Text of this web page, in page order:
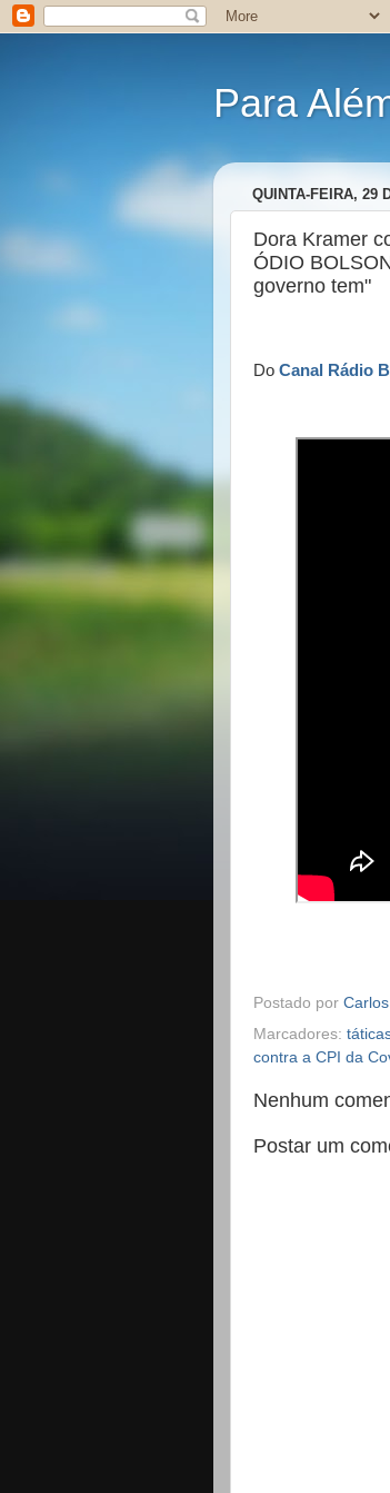
Para
QUINTA-FEIRA, 29
Dora Kramer
ÓDIO
governo tem"
Do Canal Rádio
Postado por Carlos
Marcadores:
contra a CPI da
Nenhum
Postar um